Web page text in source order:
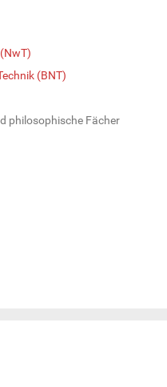
(BNT)
philosophische Fächer